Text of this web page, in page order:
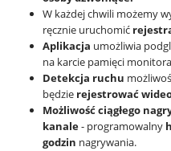
W każdej chwili możemy
ręcznie uruchomić
Aplikacja umożliwia
na karcie pamięci
Detekcja ruchu
będzie rejestrować
Możliwość ciągłego
kanale- programowalny
godzin nagrywania.